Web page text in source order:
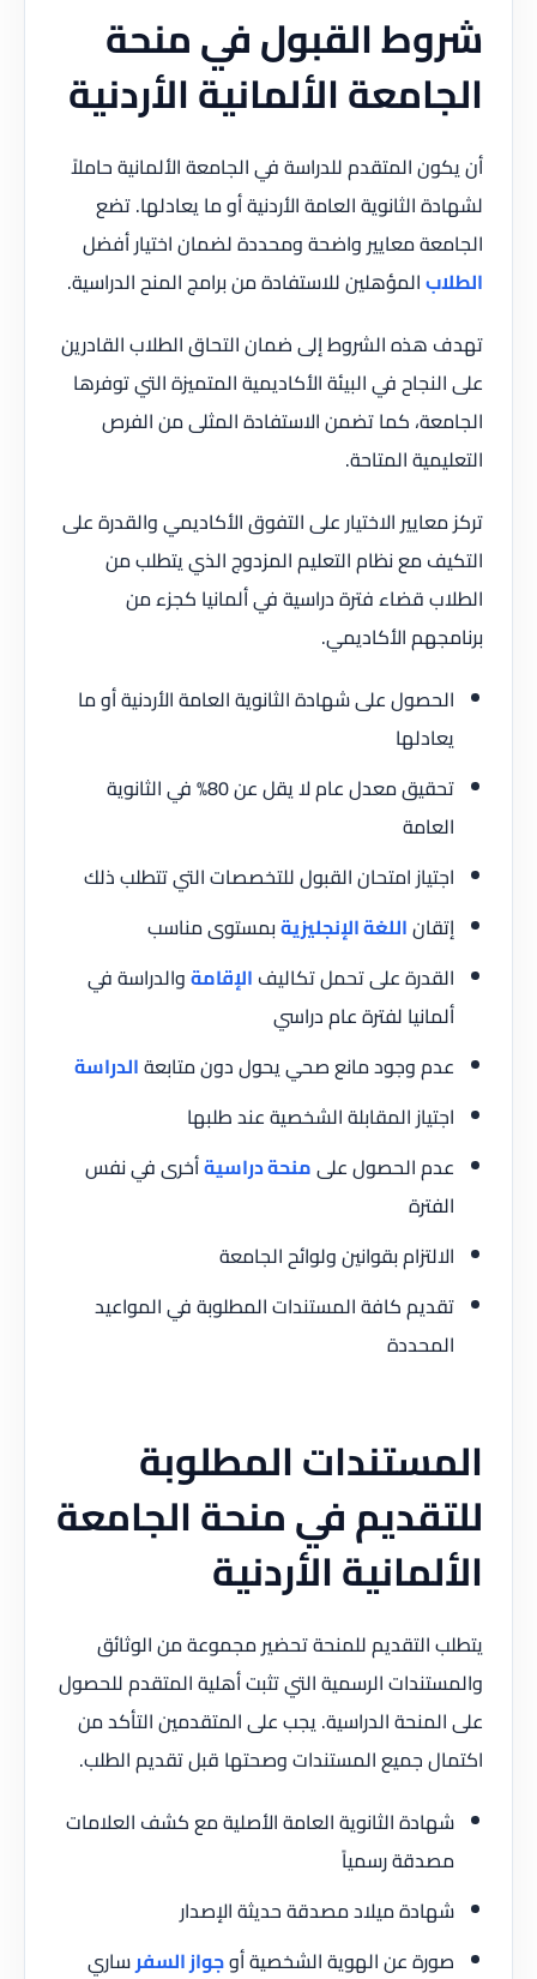
شروط القبول في منحة
الجامعة الألمانية الأردنية
أن يكون المتقدم للدراسة في الجامعة الألمانية حاملاً
لشهادة الثانوية العامة الأردنية أو ما يعادلها. تضع
الجامعة معايير واضحة ومحددة لضمان اختيار أفضل
الطلابالمؤهلين للاستفادة من برامج المنح الدراسية.
تهدف هذه الشروط إلى ضمان التحاق الطلاب القادرين
على النجاح في البيئة الأكاديمية المتميزة التي توفرها
الجامعة، كما تضمن الاستفادة المثلى من الفرص
التعليمية المتاحة.
تركز معايير الاختيار على التفوق الأكاديمي والقدرة على
التكيف مع نظام التعليم المزدوج الذي يتطلب من
الطلاب قضاء فترة دراسية في ألمانيا كجزء من
برنامجهم الأكاديمي.
الحصول على شهادة الثانوية العامة الأردنية أو ما
يعادلها
تحقيق معدل عام لا يقل عن 80% في الثانوية
العامة
اجتياز امتحان القبول للتخصصات التي تتطلب ذلك
إتقاناللغة الإنجليزيةبمستوى مناسب
القدرة على تحمل تكاليفالإقامةوالدراسة في
ألمانيا لفترة عام دراسي
عدم وجود مانع صحي يحول دون متابعةالدراسة
اجتياز المقابلة الشخصية عند طلبها
عدم الحصول علىمنحة دراسيةأخرى في نفس
الفترة
الالتزام بقوانين ولوائح الجامعة
تقديم كافة المستندات المطلوبة في المواعيد
المحددة
المستندات المطلوبة
للتقديم في منحة الجامعة
الألمانية الأردنية
يتطلب التقديم للمنحة تحضير مجموعة من الوثائق
والمستندات الرسمية التي تثبت أهلية المتقدم للحصول
على المنحة الدراسية. يجب على المتقدمين التأكد من
اكتمال جميع المستندات وصحتها قبل تقديم الطلب.
شهادة الثانوية العامة الأصلية مع كشف العلامات
مصدقة رسمياً
شهادة ميلاد مصدقة حديثة الإصدار
صورة عن الهوية الشخصية أوجواز السفرساري